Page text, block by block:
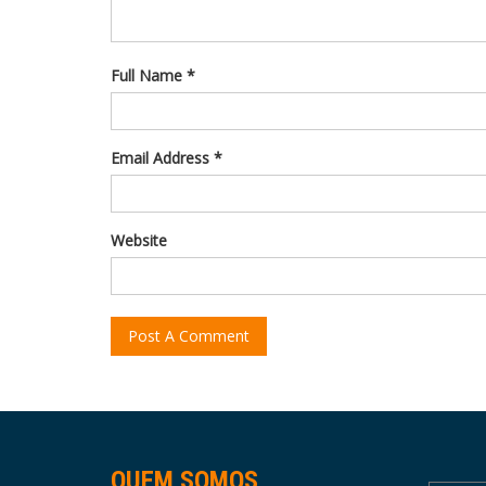
Full Name *
Email Address *
Website